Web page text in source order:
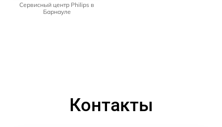
Сервисный центр Philips в
Барнауле
Контакты